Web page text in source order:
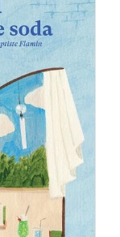
Mon compte
Mon panier